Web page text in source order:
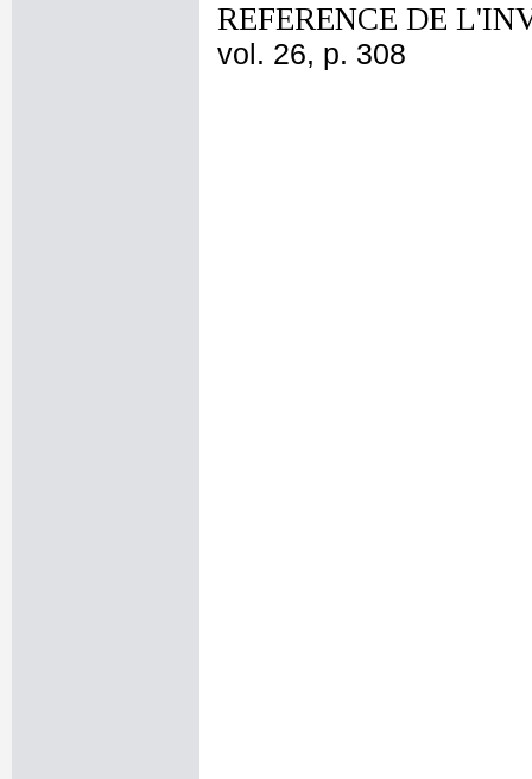
REFERENCE DE
vol. 26, p. 308